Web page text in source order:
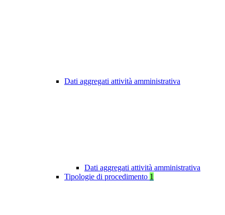
Dati aggregati attività amministrativa
Dati aggregati attività amministrativa
Tipologie di procedimento 1